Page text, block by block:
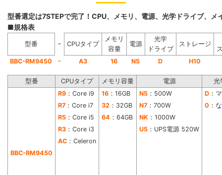
型番選定は7STEPで完了！CPU、メモリ、電源、光学ドライブ、
■規格表
型番 − CPUタイプ
メモリ
容量
電源
光学
ドライブ
ストレージ
BBC-RM9450
- A3 16 N5 D H10
型番 CPUタイプ メモリ容量 電源 光
BBC-RM9450
R9 ：Core i9 16 ：16GB N5 ：500W D ：
R7 ：Core i7 32 ：32GB N7 ：700W 0 ：
R5 ：Core i5 64 ：64GB NK ：1000W
R3 ：Core i3 U5 ：UPS電源 520W
AC ：Celeron